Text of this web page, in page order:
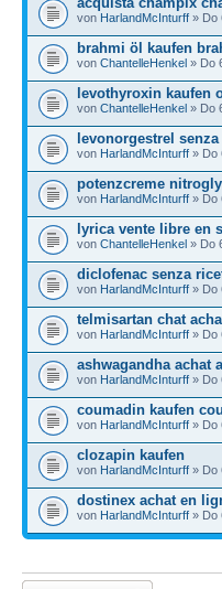
von HarlandMcInturff » Do
brahmi öl kaufen
von ChantelleHenkel » Do
levothyroxin kaufen
von ChantelleHenkel » Do
levonorgestrel
von HarlandMcInturff » Do
potenzcreme
von HarlandMcInturff » Do
lyrica vente libre en
von ChantelleHenkel » Do
diclofenac senza
von HarlandMcInturff » Do
telmisartan chat
von HarlandMcInturff » Do
ashwagandha achat
von HarlandMcInturff » Do
coumadin kaufen
von HarlandMcInturff » Do
clozapin kaufen
von HarlandMcInturff » Do
dostinex achat en
von HarlandMcInturff » Do